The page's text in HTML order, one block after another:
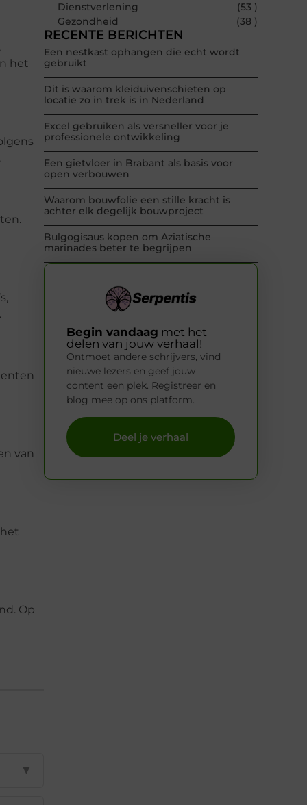
het
van
Op
▼
Dienstverlening
(53 )
Gezondheid
(38 )
RECENTE BERICHTEN
Een nestkast ophangen die echt wordt
gebruikt
Dit is waarom kleiduivenschieten op
locatie zo in trek is in Nederland
Excel gebruiken als versneller voor je
professionele ontwikkeling
Een gietvloer in Brabant als basis voor
open verbouwen
Waarom bouwfolie een stille kracht is
achter elk degelijk bouwproject
Bulgogisaus kopen om Aziatische
marinades beter te begrijpen
Begin vandaag met het
delen van jouw verhaal!
Ontmoet andere schrijvers, vind
nieuwe lezers en geef jouw
content een plek. Registreer en
blog mee op ons platform.
Deel je verhaal